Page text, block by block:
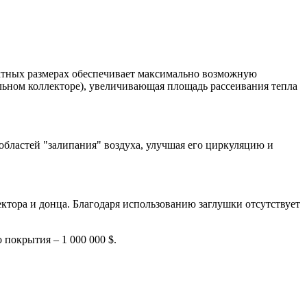
размерах обеспечивает максимально возможную
коллекторе), увеличивающая площадь рассеивания тепла
"залипания" воздуха, улучшая его циркуляцию и
и донца. Благодаря использованию заглушки отсутствует
покрытия – 1 000 000 $.